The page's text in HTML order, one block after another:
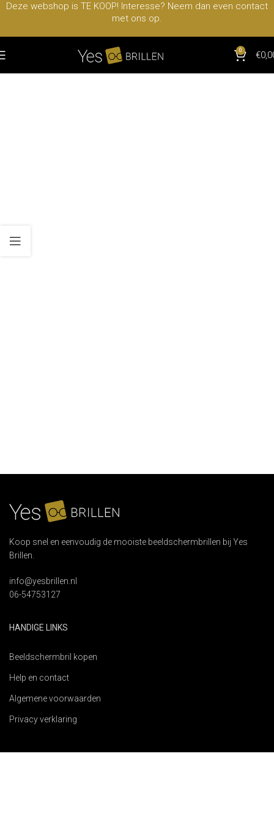
0 €
Koop snel en eenvoudig de mooiste beeldschermbrillen bij Yes
Brillen.
info@yesbrillen.nl
06-54753127
HANDIGE LINKS
Beeldschermbril kopen
Help en contact
Algemene voorwaarden
Privacy verklaring
Deze webshop is TE KOOP! Interesse? Neem dan even contact
met ons op.